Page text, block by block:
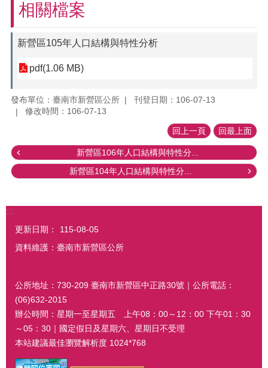
相關檔案
新營區105年人口結構與特性分析
pdf(1.06 MB)
發布單位：臺南市新營區公所
刊登日期：106-07-13
修改時間：106-07-13
回上一頁 回最上面
新營區106年人口結構與特性分...
新營區104年人口結構與特性分...
:::
更新日期：
115-08-05
資料維護：臺南市新營區公所
公所地址：730-209 臺南市新營區中正路30號｜公所電話：
(06)632-2015
辦公時間：星期一至星期五 上午08：00～12：00 下午01：30
～05：30｜國定假日及星期六、星期日不受理
本站建議最佳瀏覽解析度 1024*768